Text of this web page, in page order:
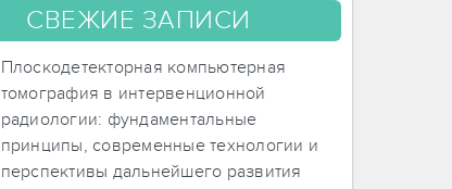
СВЕЖИЕ ЗАПИСИ
Плоскодетекторная компьютерная
томография в интервенционной
радиологии: фундаментальные
принципы, современные технологии и
перспективы дальнейшего развития